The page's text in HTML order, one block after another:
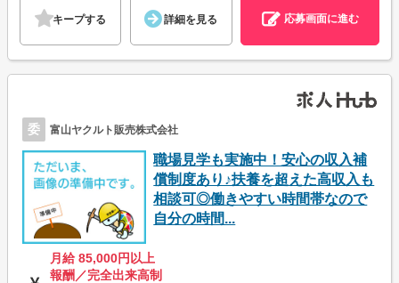
キープする 詳細を見る 応募画面に進む
委 富山ヤクルト販売株式会社
職場見学も実施中！安心の収入補
償制度あり♪扶養を超えた高収入も
相談可◎働きやすい時間帯なので
自分の時間...
月給 85,000円以上
報酬／完全出来高制